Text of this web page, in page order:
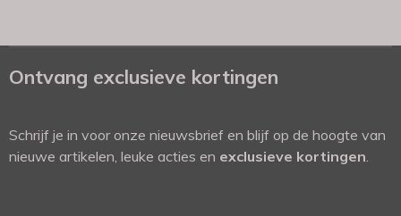
Ontvang exclusieve kortingen
Schrijf je in voor onze nieuwsbrief en blijf op de hoogte van
nieuwe artikelen, leuke acties en exclusieve kortingen